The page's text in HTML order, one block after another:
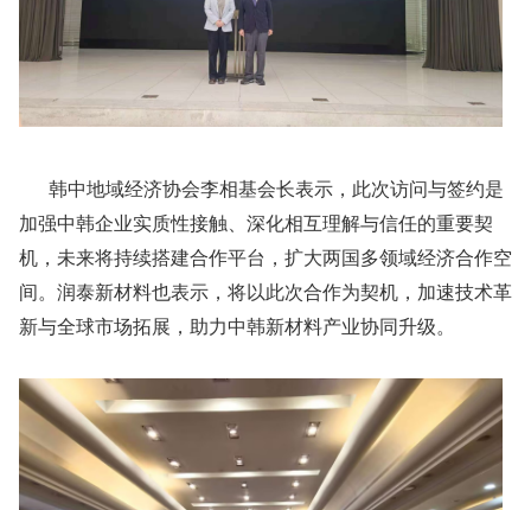
韩中地域经济协会李相基会长表示，此次访问与签约是
加强中韩企业实质性接触、深化相互理解与信任的重要契
机，未来将持续搭建合作平台，扩大两国多领域经济合作空
间。润泰新材料也表示，将以此次合作为契机，加速技术革
新与全球市场拓展，助力中韩新材料产业协同升级。